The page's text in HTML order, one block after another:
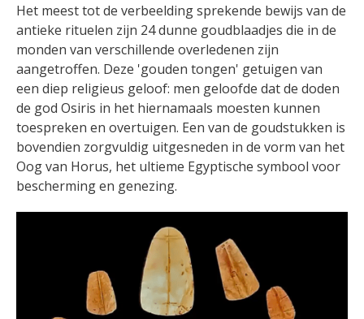
Het meest tot de verbeelding sprekende bewijs van de
antieke rituelen zijn 24 dunne goudblaadjes die in de
monden van verschillende overledenen zijn
aangetroffen. Deze 'gouden tongen' getuigen van
een diep religieus geloof: men geloofde dat de doden
de god Osiris in het hiernamaals moesten kunnen
toespreken en overtuigen. Een van de goudstukken is
bovendien zorgvuldig uitgesneden in de vorm van het
Oog van Horus, het ultieme Egyptische symbool voor
bescherming en genezing.